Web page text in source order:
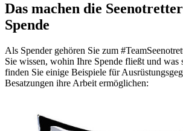
Das machen die
Spende
Als Spender gehören Sie zum
Sie wissen, wohin Ihre Spende fließt und
finden Sie einige Beispiele für
Besatzungen ihre Arbeit ermöglichen: